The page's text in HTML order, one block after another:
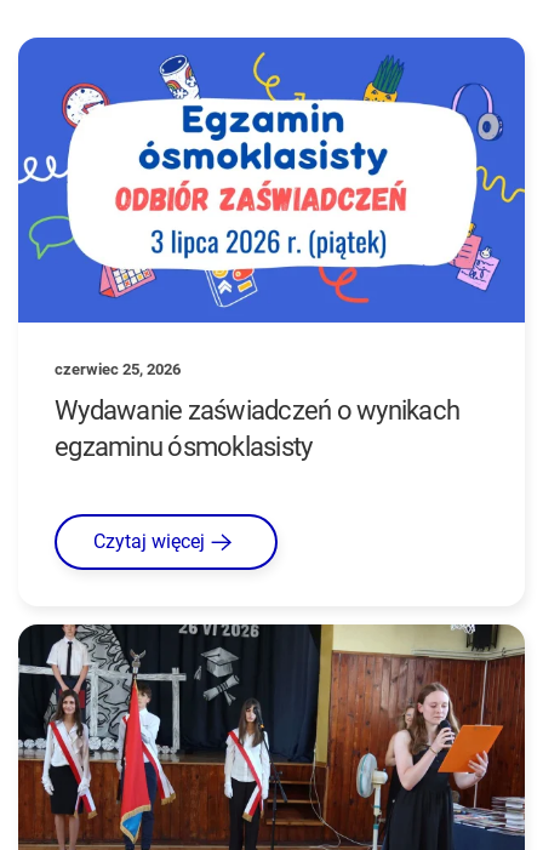
czerwiec 25, 2026
Wydawanie zaświadczeń o wynikach
egzaminu ósmoklasisty
Czytaj więcej